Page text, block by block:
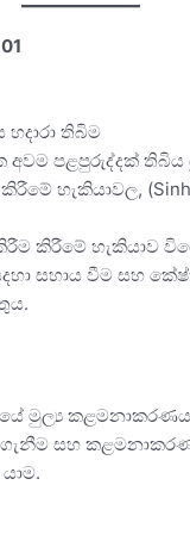
තිබිම
පළපුරුද්දක් තිබිය
හැකියාවල,
කිරීම කිරීමේ හැකියාව
සහාය වීම සහ
මුල්‍ය
සහ